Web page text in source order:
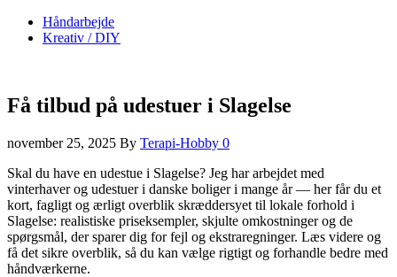
Håndarbejde
Kreativ / DIY
Få tilbud på udestuer i Slagelse
november 25, 2025 By Terapi-Hobby 0
Skal du have en udestue i Slagelse? Jeg har arbejdet med
vinterhaver og udestuer i danske boliger i mange år — her får du et
kort, fagligt og ærligt overblik skræddersyet til lokale forhold i
Slagelse: realistiske priseksempler, skjulte omkostninger og de
spørgsmål, der sparer dig for fejl og ekstraregninger. Læs videre og
få det sikre overblik, så du kan vælge rigtigt og forhandle bedre med
håndværkerne.